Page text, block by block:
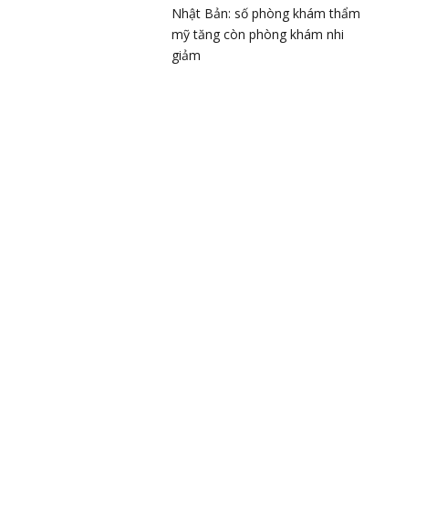
Nhật Bản: số phòng khám thẩm
mỹ tăng còn phòng khám nhi
giảm